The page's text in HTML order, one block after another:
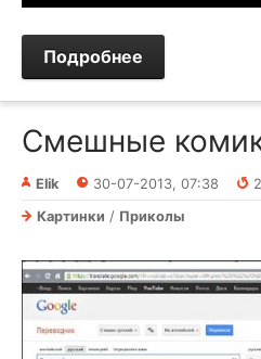
Подробнее
Смешные
Elik 30-07-2013, 07:38
Картинки / Приколы